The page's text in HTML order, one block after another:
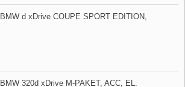
BMW d xDrive COUPE SPORT EDITION,​
BMW 320d xDrive M​-PAKET,​ ACC,​ EL.